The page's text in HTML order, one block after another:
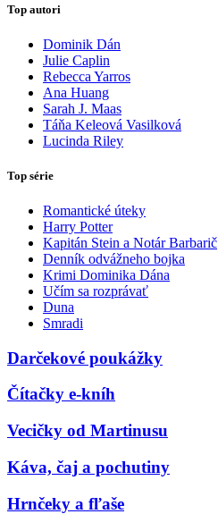
Top autori
Dominik Dán
Julie Caplin
Rebecca Yarros
Ana Huang
Sarah J. Maas
Táňa Keleová Vasilková
Lucinda Riley
Top série
Romantické úteky
Harry Potter
Kapitán Stein a Notár Barbarič
Denník odvážneho bojka
Krimi Dominika Dána
Učím sa rozprávať
Duna
Smradi
Darčekové poukážky
Čítačky e-kníh
Vecičky od Martinusu
Káva, čaj a pochutiny
Hrnčeky a fľaše